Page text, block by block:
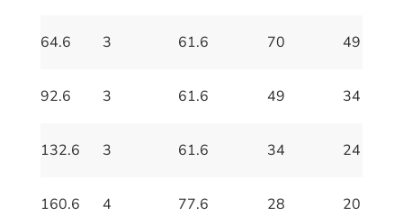
64.6 3 61.6 70 49
92.6 3 61.6 49 34
132.6 3 61.6 34 24
160.6 4 77.6 28 20